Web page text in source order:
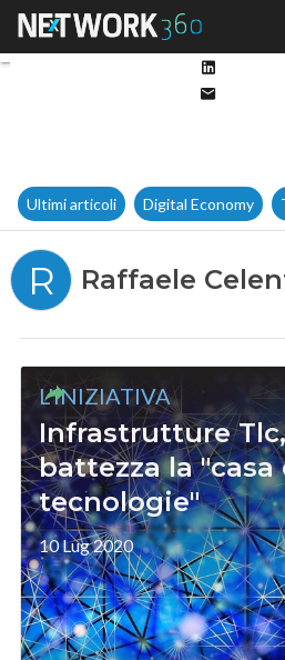
Ultimi articoli Digital Economy
R Raffaele
L'INIZIATIVA
Infrastrutture
battezza la "casa
tecnologie"
10 Lug 2020